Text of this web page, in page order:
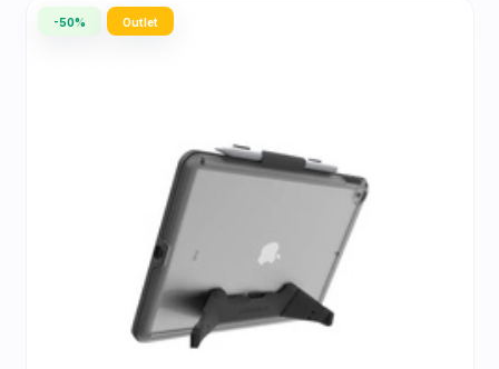
-50% Outlet